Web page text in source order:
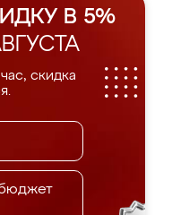
В 5%
скидка